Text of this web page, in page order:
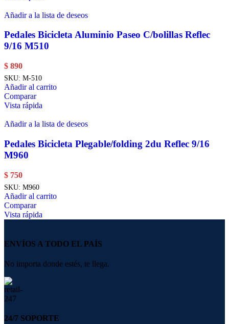
Añadir a la lista de deseos
Pedales Bicicleta Aluminio Paseo C/bolillas Reflec
9/16 M510
$ 890
SKU: M-510
Añadir al carrito
Comparar
Vista rápida
Añadir a la lista de deseos
Pedales Bicicleta Plegable/folding 2du Reflec 9/16
M960
$ 750
SKU: M960
Añadir al carrito
Comparar
Vista rápida
ENVÍOS A TODO EL PAÍS
No importa donde estés, te llega.
24/7 SOPORTE